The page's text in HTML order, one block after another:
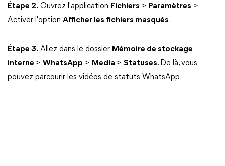
Étape 2. Ouvrez l'application Fichiers > Paramètres >
Activer l'option Afficher les fichiers masqués.
Étape 3. Allez dans le dossier Mémoire de stockage
interne > WhatsApp > Media > Statuses. De là, vous
pouvez parcourir les vidéos de statuts WhatsApp.